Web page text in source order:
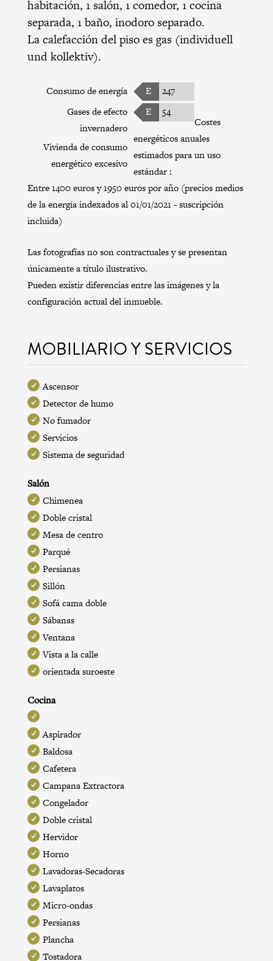
habitación, 1 salón, 1 comedor, 1 cocina
separada, 1 baño, inodoro separado.
La calefacción del piso es gas (individuell
und kollektiv).
Consumo de energía E
247
Gases de efecto
invernadero
E 54
Vivienda de consumo
energético excesivo
Costes
energéticos anuales
estimados para un uso
estándar :
Entre 1400 euros y 1950 euros por año (precios medios
de la energía indexados al 01/01/2021 - suscripción
incluida)
Las fotografías no son contractuales y se presentan
únicamente a título ilustrativo.
Pueden existir diferencias entre las imágenes y la
configuración actual del inmueble.
MOBILIARIO Y SERVICIOS
Ascensor
Detector de humo
No fumador
Servicios
Sistema de seguridad
Salón
Chimenea
Doble cristal
Mesa de centro
Parqué
Persianas
Sillón
Sofá cama doble
Sábanas
Ventana
Vista a la calle
orientada suroeste
Cocina
Aspirador
Baldosa
Cafetera
Campana Extractora
Congelador
Doble cristal
Hervidor
Horno
Lavadoras-Secadoras
Lavaplatos
Micro-ondas
Persianas
Plancha
Tostadora